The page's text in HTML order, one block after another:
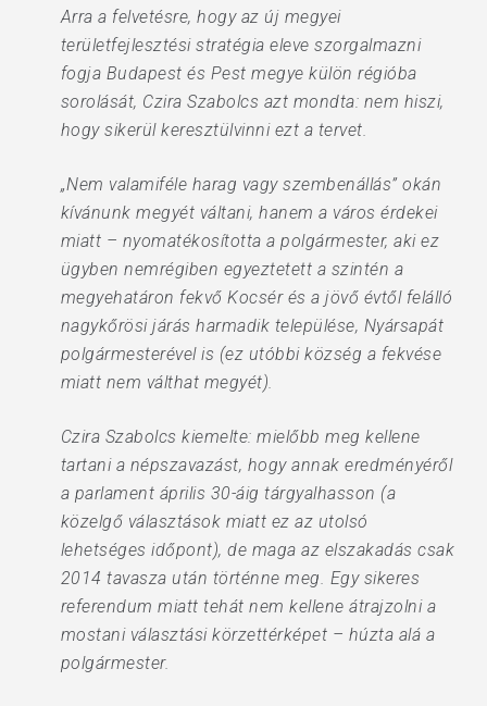
Arra a felvetésre, hogy az új megyei
területfejlesztési stratégia eleve szorgalmazni
fogja Budapest és Pest megye külön régióba
sorolását, Czira Szabolcs azt mondta: nem hiszi,
hogy sikerül keresztülvinni ezt a tervet.
„Nem valamiféle harag vagy szembenállás” okán
kívánunk megyét váltani, hanem a város érdekei
miatt – nyomatékosította a polgármester, aki ez
ügyben nemrégiben egyeztetett a szintén a
megyehatáron fekvő Kocsér és a jövő évtől felálló
nagykőrösi járás harmadik települése, Nyársapát
polgármesterével is (ez utóbbi község a fekvése
miatt nem válthat megyét).
Czira Szabolcs kiemelte: mielőbb meg kellene
tartani a népszavazást, hogy annak eredményéről
a parlament április 30-áig tárgyalhasson (a
közelgő választások miatt ez az utolsó
lehetséges időpont), de maga az elszakadás csak
2014 tavasza után történne meg. Egy sikeres
referendum miatt tehát nem kellene átrajzolni a
mostani választási körzettérképet – húzta alá a
polgármester.